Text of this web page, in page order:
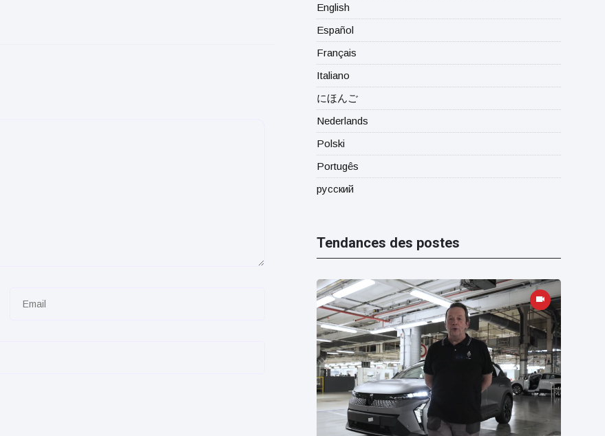
English
Español
Français
Italiano
にほんご
Nederlands
Polski
Portugês
русский
Tendances des postes